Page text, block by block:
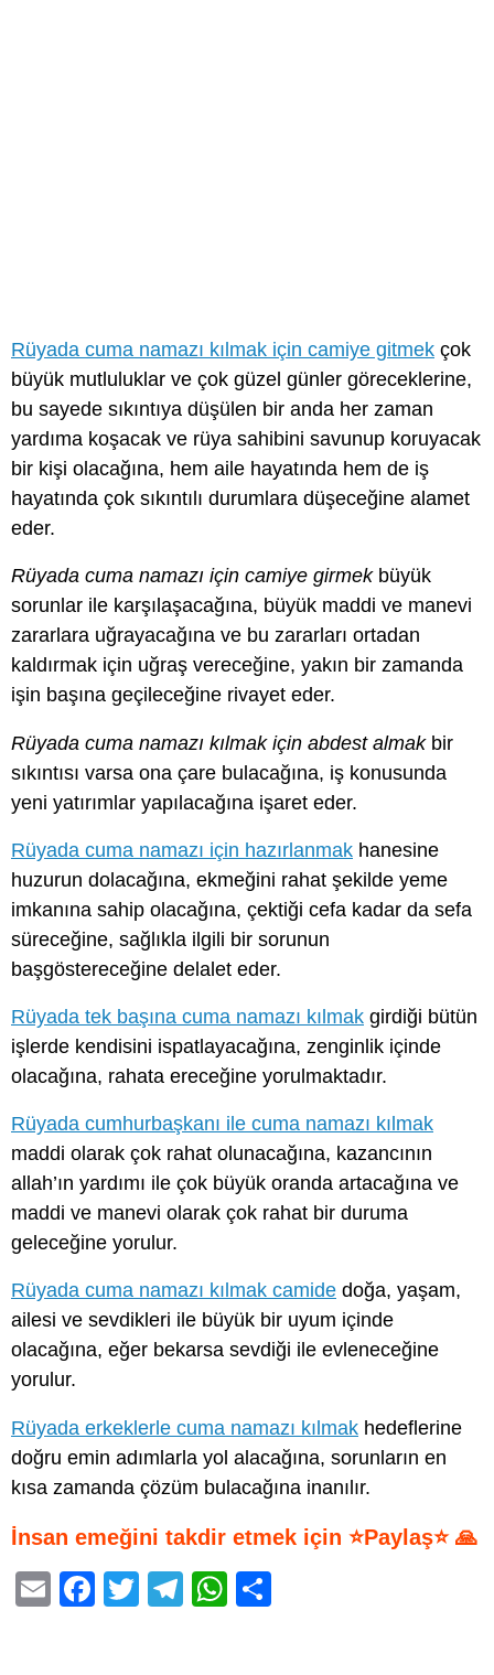
Rüyada cuma namazı kılmak için camiye gitmek çok
büyük mutluluklar ve çok güzel günler göreceklerine,
bu sayede sıkıntıya düşülen bir anda her zaman
yardıma koşacak ve rüya sahibini savunup koruyacak
bir kişi olacağına, hem aile hayatında hem de iş
hayatında çok sıkıntılı durumlara düşeceğine alamet
eder.
Rüyada cuma namazı için camiye girmekbüyük
sorunlar ile karşılaşacağına, büyük maddi ve manevi
zararlara uğrayacağına ve bu zararları ortadan
kaldırmak için uğraş vereceğine, yakın bir zamanda
işin başına geçileceğine rivayet eder.
Rüyada cuma namazı kılmak için abdest almakbir
sıkıntısı varsa ona çare bulacağına, iş konusunda
yeni yatırımlar yapılacağına işaret eder.
Rüyada cuma namazı için hazırlanmak hanesine
huzurun dolacağına, ekmeğini rahat şekilde yeme
imkanına sahip olacağına, çektiği cefa kadar da sefa
süreceğine, sağlıkla ilgili bir sorunun
başgöstereceğine delalet eder.
Rüyada tek başına cuma namazı kılmak girdiği bütün
işlerde kendisini ispatlayacağına, zenginlik içinde
olacağına, rahata ereceğine yorulmaktadır.
Rüyada cumhurbaşkanı ile cuma namazı kılmak
maddi olarak çok rahat olunacağına, kazancının
allah’ın yardımı ile çok büyük oranda artacağına ve
maddi ve manevi olarak çok rahat bir duruma
geleceğine yorulur.
Rüyada cuma namazı kılmak camide doğa, yaşam,
ailesi ve sevdikleri ile büyük bir uyum içinde
olacağına, eğer bekarsa sevdiği ile evleneceğine
yorulur.
Rüyada erkeklerle cuma namazı kılmak hedeflerine
doğru emin adımlarla yol alacağına, sorunların en
kısa zamanda çözüm bulacağına inanılır.
İnsan emeğini takdir etmek için ⭐Paylaş⭐ 🙏
E
F
T
T
W